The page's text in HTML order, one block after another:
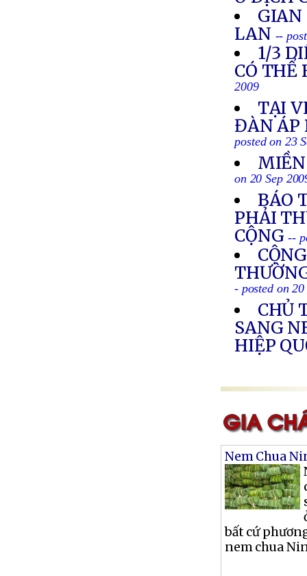
GIAN
LAN --
1/3
CÓ
2009
TẠI
ĐÀN ÁP
posted on 23
MIỀN
on 20 Sep
BÁO
PHẢI
CỘNG --
- posted on
CHỦ
SANG
HIỆP
Nem Chua
bất cứ
nem chua